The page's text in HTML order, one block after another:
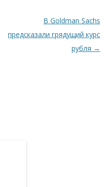
В Goldman Sachs
предсказали грядущий курс
рубля →